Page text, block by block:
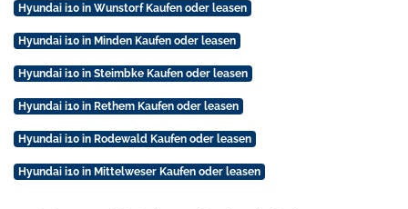
Hyundai i10 in Wunstorf Kaufen oder leasen
Hyundai i10 in Minden Kaufen oder leasen
Hyundai i10 in Steimbke Kaufen oder leasen
Hyundai i10 in Rethem Kaufen oder leasen
Hyundai i10 in Rodewald Kaufen oder leasen
Hyundai i10 in Mittelweser Kaufen oder leasen